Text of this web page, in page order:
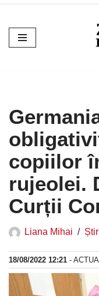
Sari
la
copiilor
rujeolei.
Curții
Liana Mihai
18/08/2022 12:21 -